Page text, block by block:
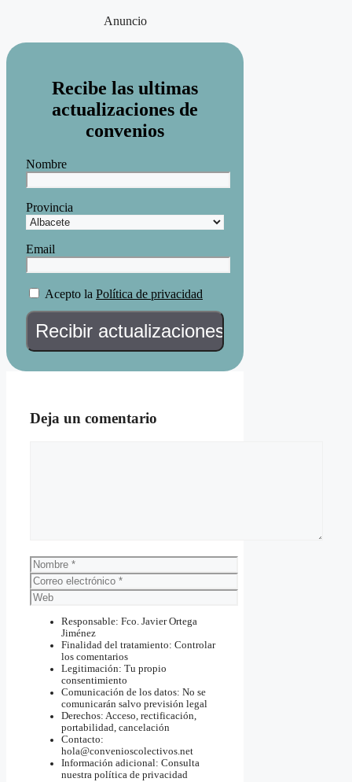
Anuncio
Recibe las ultimas
actualizaciones de
convenios
Nombre
Provincia
Email
Acepto la Política de privacidad
Deja un comentario
Nombre
Correo
electrónico
Web
Responsable: Fco. Javier Ortega
Jiménez
Finalidad del tratamiento: Controlar
los comentarios
Legitimación: Tu propio
consentimiento
Comunicación de los datos: No se
comunicarán salvo previsión legal
Derechos: Acceso, rectificación,
portabilidad, cancelación
Contacto:
hola@convenioscolectivos.net
Información adicional: Consulta
nuestra política de privacidad